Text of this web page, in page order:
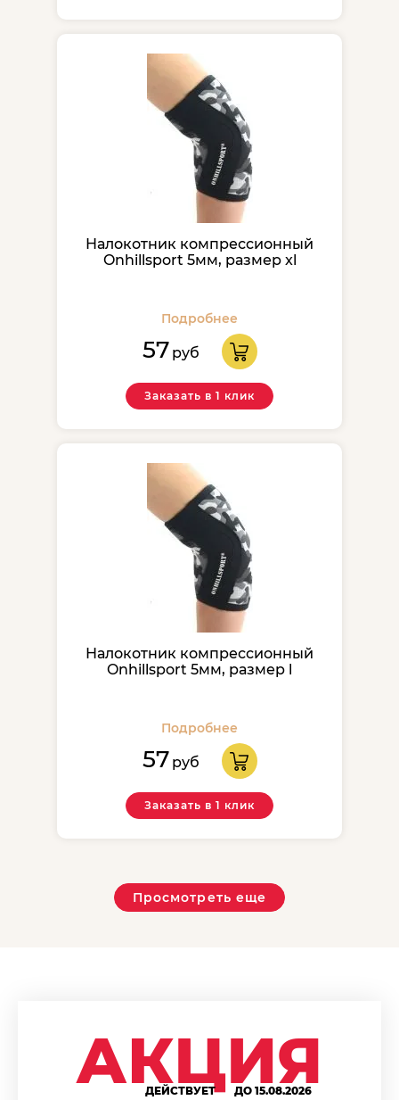
Налокотник компрессионный
Onhillsport 5мм, размер xl
Подробнее
57 руб
Заказать в 1 клик
Налокотник компрессионный
Onhillsport 5мм, размер l
Подробнее
57 руб
Заказать в 1 клик
Просмотреть еще
АКЦИЯ
ДЕЙСТВУЕТ ДО 15.08.2026